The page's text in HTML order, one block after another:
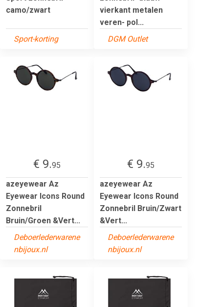
camo/zwart
Sport-korting
vierkant metalen
veren- pol...
DGM Outlet
€ 9.95
azeyewear Az
Eyewear Icons Round
Zonnebril
Bruin/Groen &Vert...
Deboerlederwarene
nbijoux.nl
€ 9.95
azeyewear Az
Eyewear Icons Round
Zonnebril Bruin/Zwart
&Vert...
Deboerlederwarene
nbijoux.nl